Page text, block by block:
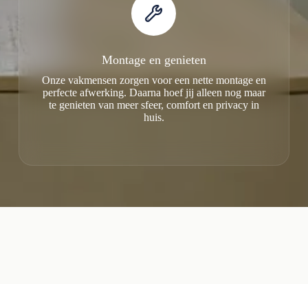
Montage en genieten
Onze vakmensen zorgen voor een nette montage en
perfecte afwerking. Daarna hoef jij alleen nog maar
te genieten van meer sfeer, comfort en privacy in
huis.